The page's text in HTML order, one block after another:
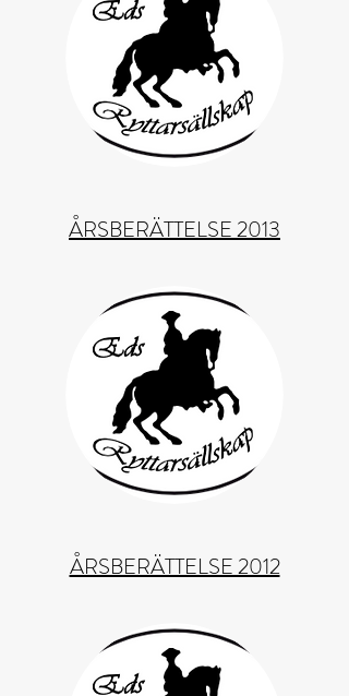
ÅRSBERÄTTELSE 2013
ÅRSBERÄTTELSE 2012